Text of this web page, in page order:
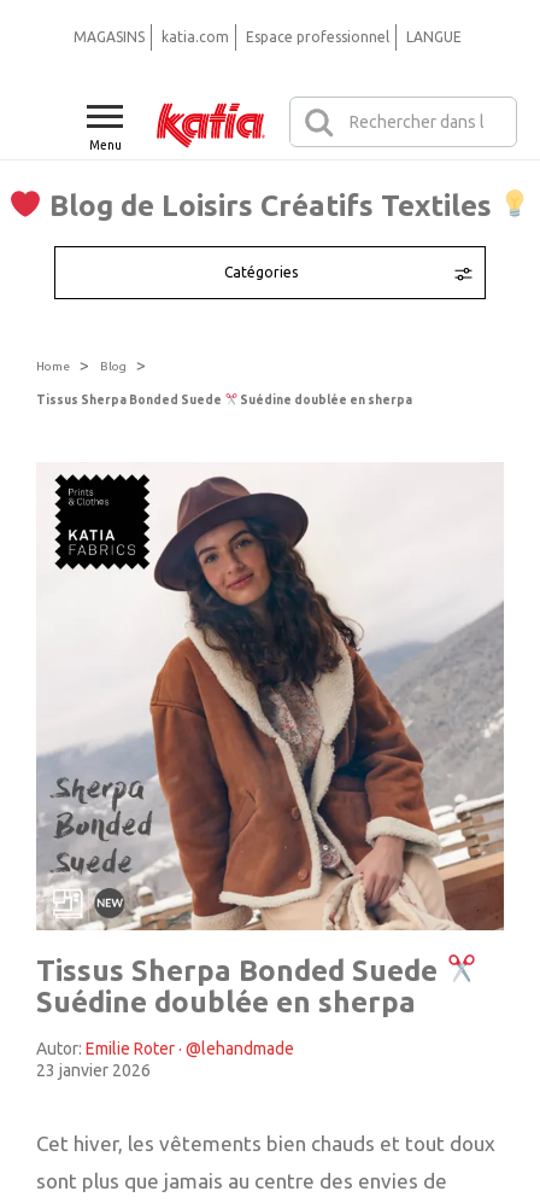
Menu
Blog de Loisirs Créatifs Textiles
Catégories
MAGASINS katia.com Espace professionnel LANGUE
Home > Blog >
Tissus Sherpa Bonded Suede Suédine doublée en sherpa
Tissus Sherpa Bonded Suede
Suédine doublée en sherpa
Autor: Emilie Roter · @lehandmade
23 janvier 2026
Cet hiver, les vêtements bien chauds et tout doux
sont plus que jamais au centre des envies de